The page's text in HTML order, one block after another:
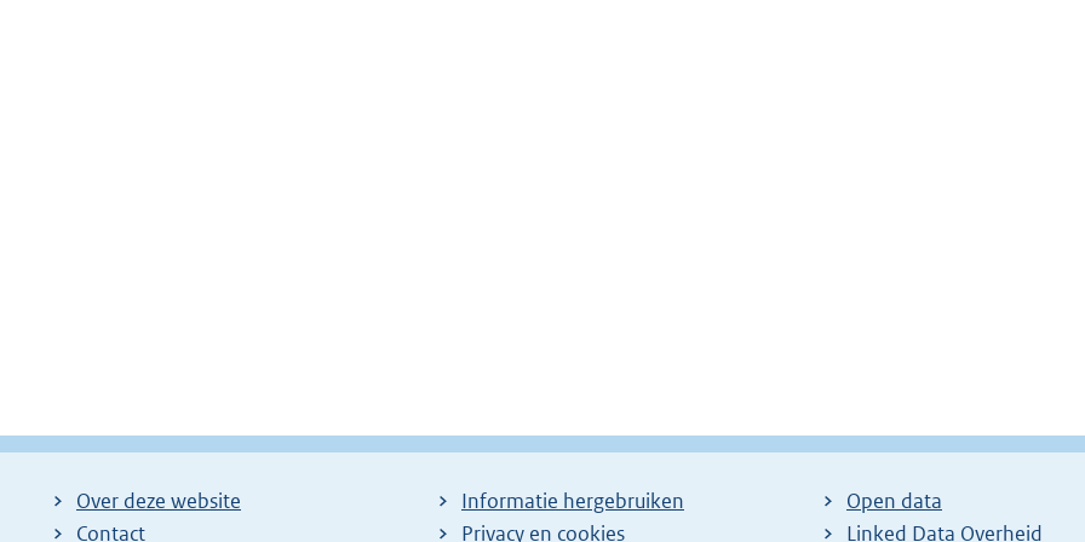
Over deze website
Contact
Informatie hergebruiken
Privacy en cookies
Open data
Linked Data Overheid